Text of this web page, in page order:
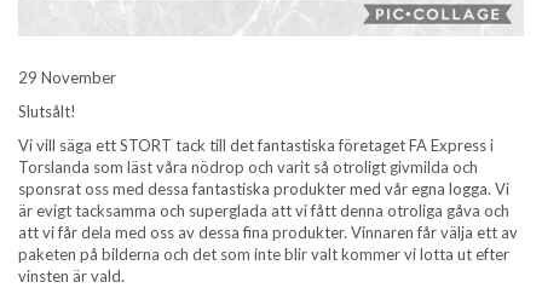
29 November
Slutsålt!
Vi vill säga ett STORT tack till det fantastiska företaget FA Express i
Torslanda som läst våra nödrop och varit så otroligt givmilda och
sponsrat oss med dessa fantastiska produkter med vår egna logga. Vi
är evigt tacksamma och superglada att vi fått denna otroliga gåva och
att vi får dela med oss av dessa fina produkter. Vinnaren får välja ett av
paketen på bilderna och det som inte blir valt kommer vi lotta ut efter
vinsten är vald.